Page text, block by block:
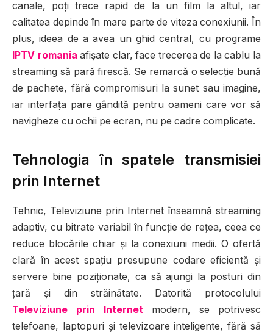
canale, poți trece rapid de la un film la altul, iar
calitatea depinde în mare parte de viteza conexiunii. În
plus, ideea de a avea un ghid central, cu programe
IPTV romania afișate clar, face trecerea de la cablu la
streaming să pară firescă. Se remarcă o selecție bună
de pachete, fără compromisuri la sunet sau imagine,
iar interfața pare gândită pentru oameni care vor să
navigheze cu ochii pe ecran, nu pe cadre complicate.
Tehnologia în spatele transmisiei
prin Internet
Tehnic, Televiziune prin Internet înseamnă streaming
adaptiv, cu bitrate variabil în funcție de rețea, ceea ce
reduce blocările chiar și la conexiuni medii. O ofertă
clară în acest spațiu presupune codare eficientă și
servere bine poziționate, ca să ajungi la posturi din
țară și din străinătate. Datorită protocolului
Televiziune prin Internet modern, se potrivesc
telefoane, laptopuri și televizoare inteligente, fără să